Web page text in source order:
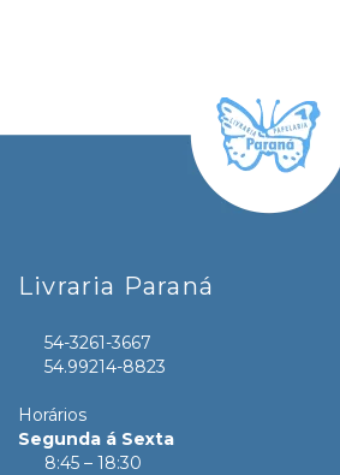
Livraria Paraná
54-3261-3667
54.99214-8823
Horários
Segunda á Sexta
8:45 – 18:30